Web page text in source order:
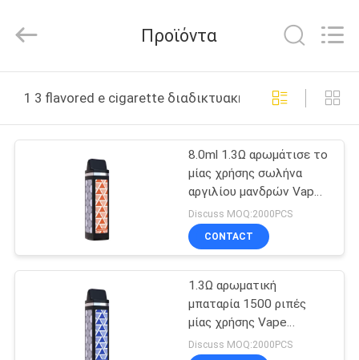
ΣΠΊΤΙ
ΠΡΟΪΌΝΤΑ
ΠΕΡΊΠΟΥ
ΕΜΕΊΣ
ΕΡΓΟΣΤΑΣΊΩΝ
Developed
Προϊόντα
1 3 flavored e cigarette διαδικτυακή κατασκευή
8.0ml 1.3Ω αρωμάτισε το
μίας χρήσης σωλήνα
αργιλίου μανδρών Vape
ριπών τσιγάρων Ε/το
2000
Discuss MOQ:2000PCS
CONTACT
1.3Ω αρωματική
μπαταρία 1500 ριπές
μίας χρήσης Vape
τσιγάρων 1400mAh Ε
Discuss MOQ:2000PCS